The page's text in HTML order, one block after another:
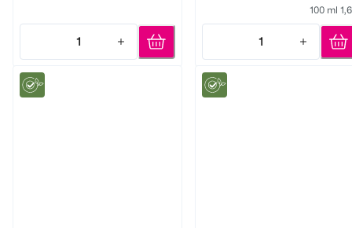
1
Quantity: 1
100 ml
1
Quantity: 1